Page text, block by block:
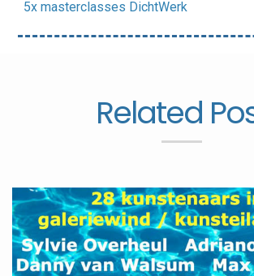
5x masterclasses DichtWerk
Related